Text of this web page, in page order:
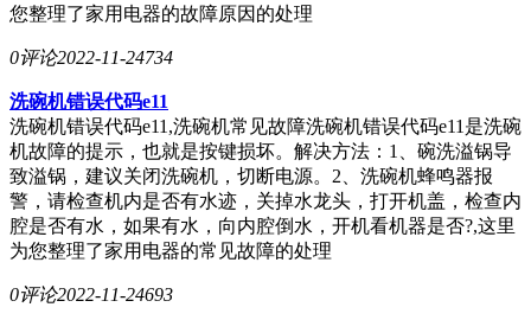
您整理了家用电器的故障原因的处理
0评论2022-11-24734
洗碗机错误代码e11
洗碗机错误代码e11,洗碗机常见故障洗碗机错误代码e11是洗碗
机故障的提示，也就是按键损坏。解决方法：1、碗洗溢锅导
致溢锅，建议关闭洗碗机，切断电源。2、洗碗机蜂鸣器报
警，请检查机内是否有水迹，关掉水龙头，打开机盖，检查内
腔是否有水，如果有水，向内腔倒水，开机看机器是否?,这里
为您整理了家用电器的常见故障的处理
0评论2022-11-24693